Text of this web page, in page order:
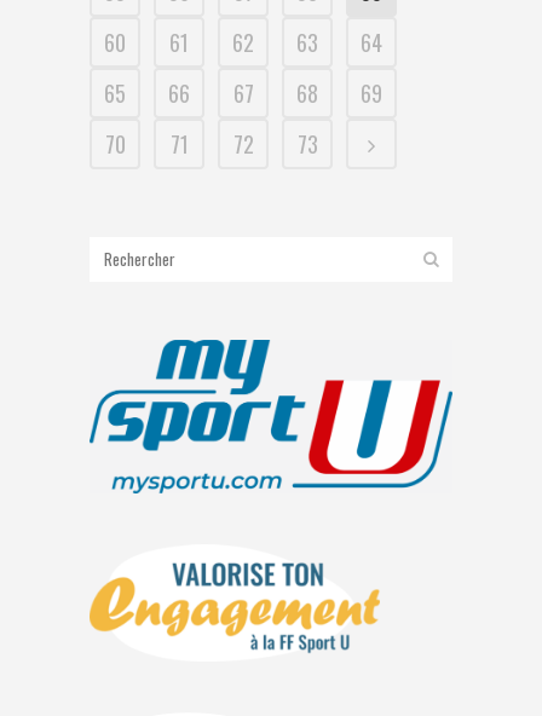
60
61 62 63
64
65
66 67 68
69
70
71 72 73